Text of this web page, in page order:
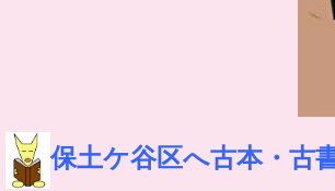
保土ケ谷区へ古本・古